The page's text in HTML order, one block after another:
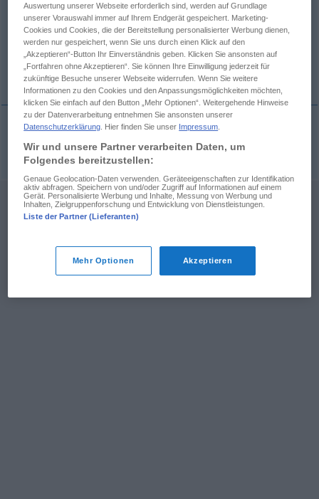
Übersicht aller Übersetzungen
(Für mehr Details die Übersetzung anklicken/antippen)
inventum, -i
inventum, -in Fund
Auswertung unserer Webseite erforderlich sind, werden auf Grundlage
unserer Vorauswahl immer auf Ihrem Endgerät gespeichert. Marketing-
Cookies und Cookies, die der Bereitstellung personalisierter Werbung dienen,
werden nur gespeichert, wenn Sie uns durch einen Klick auf den
„Akzeptieren“-Button Ihr Einverständnis geben. Klicken Sie ansonsten auf
„Fortfahren ohne Akzeptieren“. Sie können Ihre Einwilligung jederzeit für
zukünftige Besuche unserer Webseite widerrufen. Wenn Sie weitere
Informationen zu den Cookies und den Anpassungsmöglichkeiten möchten,
klicken Sie einfach auf den Button „Mehr Optionen“. Weitergehende Hinweise
zu der Datenverarbeitung entnehmen Sie ansonsten unserer
Datenschutzerklärung . Hier finden Sie unser Impressum
Wir und unsere Partner verarbeiten Daten, um
Folgendes bereitzustellen:
Genaue Geolocation-Daten verwenden. Geräteeigenschaften zur Identifikation
aktiv abfragen. Speichern von und/oder Zugriff auf Informationen auf einem
Gerät. Personalisierte Werbung und Inhalte, Messung von Werbung und
Inhalten, Zielgruppenforschung und Entwicklung von Dienstleistungen.
Liste der Partner (Lieferanten)
Mehr Optionen Akzeptieren